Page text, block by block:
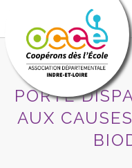
L'OCCE
PORTÉ
AUX